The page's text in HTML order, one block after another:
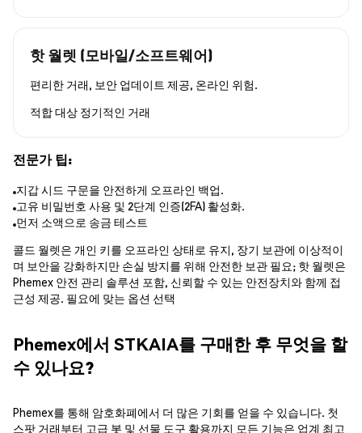
핫 월렛 (모바일/소프트웨어)
편리한 거래, 보안 업데이트 제공, 온라인 위험.
적합 대상 정기적인 거래
전문가 팁:
지갑 시드 구문을 안전하게 오프라인 백업.
고유 비밀번호 사용 및 2단계 인증(2FA) 활성화.
먼저 소액으로 송금 테스트
콜드 월렛은 개인 키를 오프라인 상태로 유지, 장기 보관에 이상적이
며 보안을 강화하지만 손실 방지를 위해 안전한 보관 필요; 핫 월렛은
Phemex 안전 관리 솔루션 포함, 신뢰할 수 있는 안전장치와 함께 접
근성 제공. 필요에 맞는 옵션 선택
Phemex에서 STKAIA를 구매한 후 무엇을 할
수 있나요?
Phemex를 통해 암호화폐에서 더 많은 기회를 얻을 수 있습니다. 첫
스팟 거래부터 고급 봇 및 선물 도구 활용까지 모든 기능은 업계 최고